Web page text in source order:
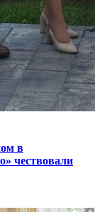
в
чествовали